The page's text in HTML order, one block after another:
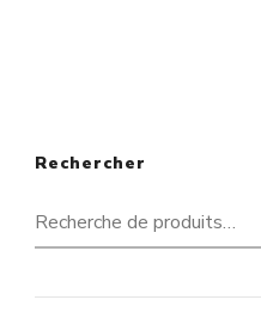
Rechercher
Recherche
pour :